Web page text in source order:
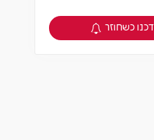
במוצר
כשחוזר